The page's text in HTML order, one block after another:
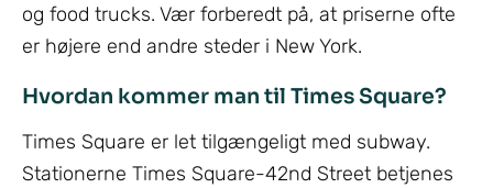
og food trucks. Vær forberedt på, at priserne ofte
er højere end andre steder i New York.
Hvordan kommer man til Times Square?
Times Square er let tilgængeligt med subway.
Stationerne Times Square-42nd Street betjenes